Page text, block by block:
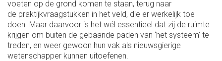
voeten op de grond komen te staan, terug naar
de praktijkvraagstukken in het veld, die er werkelijk toe
doen. Maar daarvoor is het wél essentieel dat zij de ruimte
krijgen om buiten de gebaande paden van ‘het systeem’ te
treden, en weer gewoon hun vak als nieuwsgierige
wetenschapper kunnen uitoefenen.